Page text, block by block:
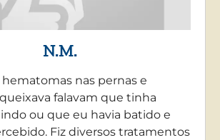
N.M.
nas pernas e
falavam que tinha
ou que eu havia batido e
Fiz diversos tratamentos